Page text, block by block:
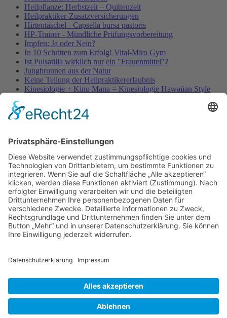
Heilpflanze: Herbstzeit – Quittenzeit
Heilpraktiker-Zusatzversicherungen
Hirtentäschel - Capsella bursa pastoris
HP-Trainer - Mündliche Prüfungsvorbereitung
Impfen: Ja oder Nein?
In 10 Schritten zum Erfolg! Vital-Miro Gym
Ist Pulsatilla wirklich nur ein "Frauenmittel"?
Jungbrunnen aus der Natur
Keine Teilung der Heilpraktikererlaubnis
Kinesiologie + Kino Mana = Kinesiologie Hawaiian Style
Kleine Würmer als Wunderheiler
Knoblauch - Allium sativum
MRSA-Killerkeime in deutschen Krankenhäusern
NATURHEILKUNDE & PSYCHOTHERAPIE HEUTE
Natürliche Anti-Falten-Wunderwaffe: Hyaluron
Natürliche Apotheke – Heilpflanze Ingwer
Olivenöl - nicht nur ein Lebensmittel
Berufsbild Heilpraktiker
Therapien und Verfahren